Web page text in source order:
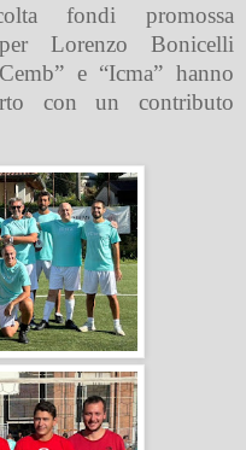
fondi promossa
per Lorenzo Bonicelli
e “Icma” hanno
con un contributo